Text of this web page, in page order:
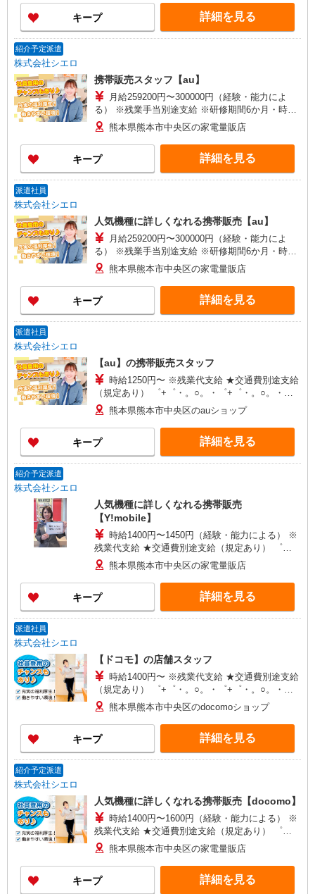
万円支給(規定有) お友達を紹介頂くと, インセンテ
ィブ支給(規定有) ゜・。○。・゜+゜・。○。・゜
+゜
キープ 詳細を見る
紹介予定派遣
株式会社シエロ
携帯販売スタッフ【au】
月給259200円〜300000円（経験・能力によ
る） ※残業手当別途支給 ※研修期間6か月・時給
1500円〜 ★交通費別途支給（規定あり） ゜
+゜・。○。・゜+゜・。○。・゜+゜ 入社祝い金10
万円支給(規定有) お友達を紹介頂くと, インセンテ
ィブ支給(規定有) ゜・。○。・゜+゜・。○。・゜
+゜
熊本県熊本市中央区の家電量販店
キープ 詳細を見る
派遣社員
株式会社シエロ
人気機種に詳しくなれる携帯販売【au】
月給259200円〜300000円（経験・能力によ
る） ※残業手当別途支給 ※研修期間6か月・時給
1500円〜 ★交通費別途支給（規定あり） ゜
+゜・。○。・゜+゜・。○。・゜+゜ 入社祝い金10
万円支給(規定有) お友達を紹介頂くと, インセンテ
ィブ支給(規定有) ゜・。○。・゜+゜・。○。・゜
+゜
熊本県熊本市中央区の家電量販店
キープ 詳細を見る
派遣社員
株式会社シエロ
【au】の携帯販売スタッフ
時給1250円〜 ※残業代支給 ★交通費別途支給
（規定あり） ゜+゜・。○。・゜+゜・。○。・゜
+゜ 入社祝い金10万円支給(規定有) お友達を紹介
頂くと, インセンティブ支給(規定有) ★月2回払
い・週払い可能（規程有）★ ゜・。○。・゜
+゜・。○。・゜+゜
熊本県熊本市中央区のauショップ
キープ 詳細を見る
紹介予定派遣
株式会社シエロ
人気機種に詳しくなれる携帯販売
【Y!mobile】
時給1400円〜1450円（経験・能力による） ※
残業代支給 ★交通費別途支給（規定あり） ゜
+゜・。○。・゜+゜・。○。・゜+゜ 入社祝い金10
万円支給(規定有) お友達を紹介頂くと, インセンテ
ィブ支給(規定有) ★月2回払い・週払い可能（規程
有）★ ゜・。○。・゜+゜・。○。・゜+゜
熊本県熊本市中央区の家電量販店
キープ 詳細を見る
派遣社員
株式会社シエロ
【ドコモ】の店舗スタッフ
時給1400円〜 ※残業代支給 ★交通費別途支給
（規定あり） ゜+゜・。○。・゜+゜・。○。・゜
+゜ 入社祝い金10万円支給(規定有) お友達を紹介
頂くと, インセンティブ支給(規定有) ★月2回払
い・週払い可能（規程有）★ ゜・。○。・゜
+゜・。○。・゜+゜
熊本県熊本市中央区のdocomoショップ
キープ 詳細を見る
紹介予定派遣
株式会社シエロ
人気機種に詳しくなれる携帯販売【docomo】
時給1400円〜1600円（経験・能力による） ※
残業代支給 ★交通費別途支給（規定あり） ゜
+゜・。○。・゜+゜・。○。・゜+゜ 入社祝い金10
万円支給(規定有) お友達を紹介頂くと, インセンテ
ィブ支給(規定有) ★月2回払い・週払い可能（規程
有）★ ゜・。○。・゜+゜・。○。・゜+゜
熊本県熊本市中央区の家電量販店
キープ 詳細を見る